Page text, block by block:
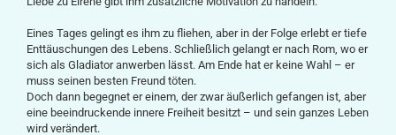
Eines Tages gelingt es ihm zu fliehen, aber in der Folge erlebt er tiefe
Enttäuschungen des Lebens. Schließlich gelangt er nach Rom, wo er
sich als Gladiator anwerben lässt. Am Ende hat er keine Wahl – er
muss seinen besten Freund töten.
Doch dann begegnet er einem, der zwar äußerlich gefangen ist, aber
eine beeindruckende innere Freiheit besitzt – und sein ganzes Leben
wird verändert.